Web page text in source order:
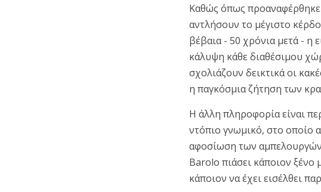
Καθώς όπως
αντλήσουν το μέγιστο
βέβαια - 50 χρόνια μετά - η
κάλυψη κάθε διαθέσιμου
σχολιάζουν δεικτικά οι
η παγκόσμια ζήτηση των
Η άλλη πληροφορία είναι
ντόπιο γνωμικό, στο οποίο
αφοσίωση των
Barolo πιάσει κάποιον ξένο
κάποιον να έχει εισέλθει